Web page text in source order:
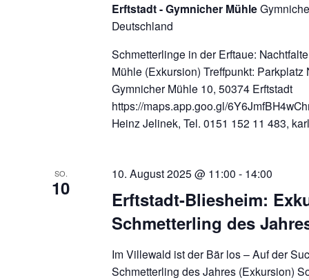
Erftstadt - Gymnicher Mühle
Deutschland
Schmetterlinge in der Erftaue:
Mühle (Exkursion) Treffpunkt: Parkplatz
Gymnicher Mühle 10, 50374 Erftstadt
https://maps.app.goo.gl/
Heinz Jelinek, Tel. 0151 152 11 483,
SO.
10
Erftstadt-Bliesheim:
Schmetterling des
10. August 2025 @ 11:00 - 14:00
Im Villewald ist der Bär los – Auf der
Schmetterling des Jahres (Exkursion)